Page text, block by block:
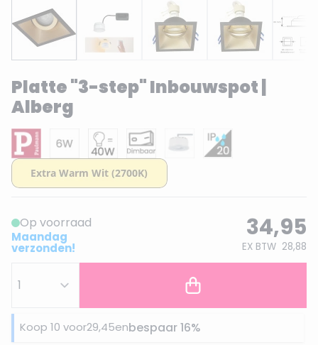
Platte "3-step" Inbouwspot |
Alberg
Op voorraad
Maandag
verzonden!
34,95
EX BTW 28,88
Koop 10 voor29,45enbespaar16%